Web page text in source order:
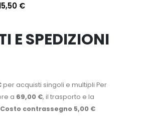
€
E SPEDIZIONI
per acquisti singoli e multipli Per
a 69,00 €, il trasporto e la
Costo contrassegno 5,00 €